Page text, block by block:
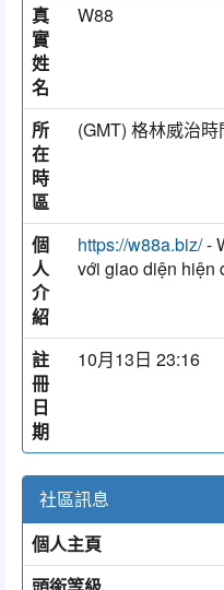
真
實
姓
名
W88
所
在
時
區
(GMT) 格林威治
個
人
介
紹
https://w88a.biz/-
với giao diện hiện
註
冊
日
期
10月13日 23:16
社區訊息
個人主頁